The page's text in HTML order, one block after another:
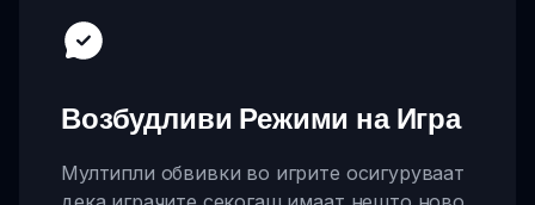
Возбудливи Режими на Игра
Мултипли обвивки во игрите осигуруваат